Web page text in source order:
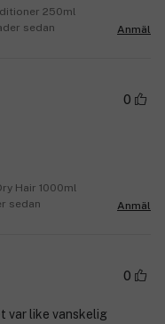
250ml
sedan
Anmäl
0
Hair 1000ml
sedan
Anmäl
0
var like vanskelig